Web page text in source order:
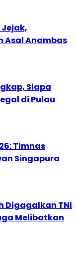
Asal Anambas
Siapa
di Pulau
Timnas
Singapura
Digagalkan TNI
Melibatkan